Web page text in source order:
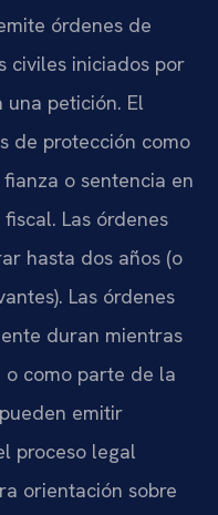
órdenes de
civiles iniciados por
petición. El
de protección como
o sentencia en
Las órdenes
hasta dos años (o
Las órdenes
duran mientras
como parte de la
emitir
proceso legal
orientación sobre